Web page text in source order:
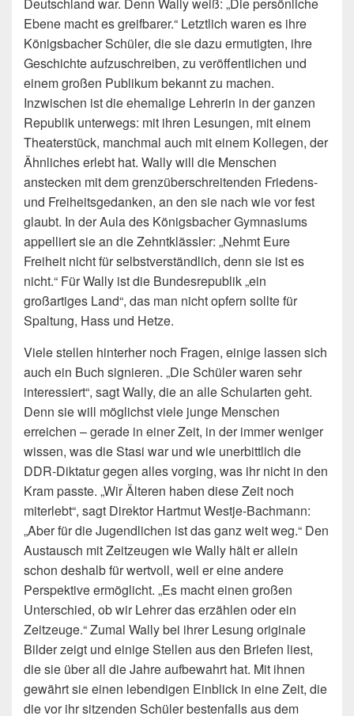
Ebene macht es greifbarer.“ Letztlich waren es ihre
Königsbacher Schüler, die sie dazu ermutigten, ihre
Geschichte aufzuschreiben, zu veröffentlichen und
einem großen Publikum bekannt zu machen.
Inzwischen ist die ehemalige Lehrerin in der ganzen
Republik unterwegs: mit ihren Lesungen, mit einem
Theaterstück, manchmal auch mit einem Kollegen, der
Ähnliches erlebt hat. Wally will die Menschen
anstecken mit dem grenzüberschreitenden Friedens-
und Freiheitsgedanken, an den sie nach wie vor fest
glaubt. In der Aula des Königsbacher Gymnasiums
appelliert sie an die Zehntklässler: „Nehmt Eure
Freiheit nicht für selbstverständlich, denn sie ist es
nicht.“ Für Wally ist die Bundesrepublik „ein
großartiges Land“, das man nicht opfern sollte für
Spaltung, Hass und Hetze.
Viele stellen hinterher noch Fragen, einige lassen sich
auch ein Buch signieren. „Die Schüler waren sehr
interessiert“, sagt Wally, die an alle Schularten geht.
Denn sie will möglichst viele junge Menschen
erreichen – gerade in einer Zeit, in der immer weniger
wissen, was die Stasi war und wie unerbittlich die
DDR-Diktatur gegen alles vorging, was ihr nicht in den
Kram passte. „Wir Älteren haben diese Zeit noch
miterlebt“, sagt Direktor Hartmut Westje-Bachmann:
„Aber für die Jugendlichen ist das ganz weit weg.“ Den
Austausch mit Zeitzeugen wie Wally hält er allein
schon deshalb für wertvoll, weil er eine andere
Perspektive ermöglicht. „Es macht einen großen
Unterschied, ob wir Lehrer das erzählen oder ein
Zeitzeuge.“ Zumal Wally bei ihrer Lesung originale
Bilder zeigt und einige Stellen aus den Briefen liest,
die sie über all die Jahre aufbewahrt hat. Mit ihnen
gewährt sie einen lebendigen Einblick in eine Zeit, die
die vor ihr sitzenden Schüler bestenfalls aus dem